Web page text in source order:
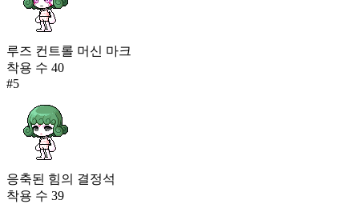
루즈 컨트롤 머신 마크
착용 수 40
#5
응축된 힘의 결정석
착용 수 39